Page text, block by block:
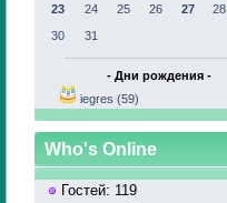
23
24 25 26 27 28
30
31
- Дни рождения -
iegres (59)
Who's Online
Гостей: 119